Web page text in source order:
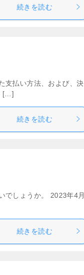
続きを読む
支払い方法、および、決
[…]
続きを読む
でしょうか。 2023年4月
続きを読む